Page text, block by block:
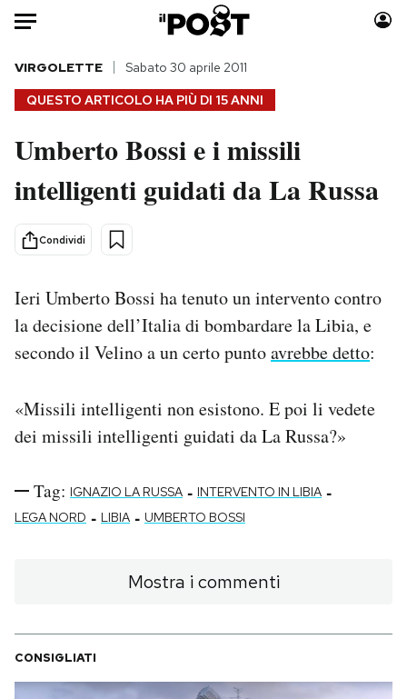
Auto
HOME
Italia
Politica
Tecnologia
Internet
Cultura
Economia
Sport
Moda
Consumismi
Europa
Altrecose
Mondiali calcio 2026
PODCAST
NEWSLETTER
CALENDARIO
QUESTO ARTICOLO HA PIÙ DI 15 ANNI
VIRGOLETTE Sabato 30 aprile 2011
Umberto Bossi e i missili
intelligenti guidati da La Russa
Condividi
Ieri Umberto Bossi ha tenuto un intervento contro
la decisione dell’Italia di bombardare la Libia, e
secondo il Velino a un certo puntoavrebbe detto:
«Missili intelligenti non esistono. E poi li vedete
dei missili intelligenti guidati da La Russa?»
Tag: IGNAZIO LA RUSSA - INTERVENTO IN LIBIA -
LEGA NORD - LIBIA - UMBERTO BOSSI
Mostra i commenti
CONSIGLIATI